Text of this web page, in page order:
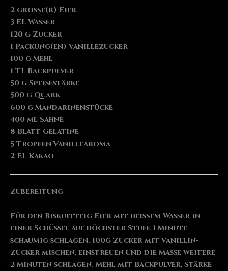
2 große(r) Eier
3 EL Wasser
120 g Zucker
1 Packung(en) Vanillezucker
100 g Mehl
1 TL Backpulver
50 g Speisestärke
500 g Quark
600 g Mandarinenstücke
400 ml Sahne
8 Blatt Gelatine
5 Tropfen Vanillearoma
2 EL Kakao
Zubereitung
Für den Biskuitteig Eier mit heißem Wasser in
einer Schüssel auf höchster Stufe 1 Minute
schaumig schlagen. 100g Zucker mit Vanillin-
Zucker mischen, einstreuen und die Masse weitere
2 Minuten schlagen. Mehl mit Backpulver, Stärke